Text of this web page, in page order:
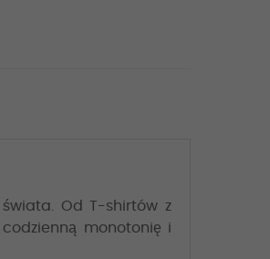
Od T-shirtów z
monotonię i